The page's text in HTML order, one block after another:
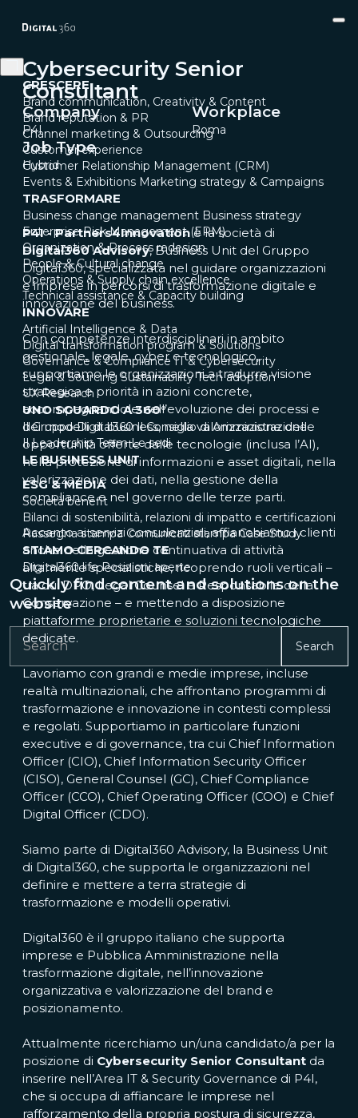
CRESCERE
Brand communication, Creativity & Content
Brand reputation & PR
Channel marketing & Outsourcing
Customer experience
Customer Relationship Management (CRM)
Events & Exhibitions Marketing strategy & Campaigns
TRASFORMARE
Business change management Business strategy
Enterprise Risk Management (ERM)
Organization & Process redesign
People & Cultural change
Operations & Supply chain excellence
Technical assistance & Capacity building
INNOVARE
Artificial Intelligence & Data
Digital transformation program & Solutions
Governance & Compliance IT & Cybersecurity
Legal & Sourcing Sustainability Tech adoption
UX Research
UNO SGUARDO A 360°
Il Gruppo Digital360 Il Consiglio di Amministrazione
Il Leadership Team Le sedi
LE BUSINESS UNIT
ESG & MEDIA
Società benefit
Bilanci di sostenibilità, relazioni di impatto e certificazioni
Rassegna stampa Comunicati stampa Case Study
STIAMO CERCANDO TE
Digital360 life Posizioni aperte
Quickly find content and solutions on the
website
Search
Cybersecurity Senior
Consultant
Company
P4I
Workplace
Roma
Job Type
Hybrid
P4I - Partners4Innovationè la società di
Digital360 Advisory, Business Unit del Gruppo
Digital360, specializzata nel guidare organizzazioni
e imprese in percorsi di trasformazione digitale e
innovazione del business.
Con competenze interdisciplinari in ambito
gestionale, legale, cyber e tecnologico,
supportiamo le organizzazioni a tradurre visione
strategica e priorità in azioni concrete,
accompagnandole nell’evoluzione dei processi e
dei modelli di business, nella valorizzazione delle
opportunità offerte dalle tecnologie (inclusa l’AI),
nella protezione di informazioni e asset digitali, nella
valorizzazione dei dati, nella gestione della
compliance e nel governo delle terze parti.
Accanto ai servizi consulenziali, affianchiamo i clienti
anche nella gestione continuativa di attività
altamente specialistiche, ricoprendo ruoli verticali –
tra cui DPO, Legal Counsel e Responsabile della
Conservazione – e mettendo a disposizione
piattaforme proprietarie e soluzioni tecnologiche
dedicate.
Lavoriamo con grandi e medie imprese, incluse
realtà multinazionali, che affrontano programmi di
trasformazione e innovazione in contesti complessi
e regolati. Supportiamo in particolare funzioni
executive e di governance, tra cui Chief Information
Officer (CIO), Chief Information Security Officer
(CISO), General Counsel (GC), Chief Compliance
Officer (CCO), Chief Operating Officer (COO) e Chief
Digital Officer (CDO).
Siamo parte di Digital360 Advisory, la Business Unit
di Digital360, che supporta le organizzazioni nel
definire e mettere a terra strategie di
trasformazione e modelli operativi.
Digital360 è il gruppo italiano che supporta
imprese e Pubblica Amministrazione nella
trasformazione digitale, nell’innovazione
organizzativa e valorizzazione del brand e
posizionamento.
Attualmente ricerchiamo un/una candidato/a per la
posizione di Cybersecurity Senior Consultant da
inserire nell’Area IT & Security Governance di P4I,
che si occupa di affiancare le imprese nel
rafforzamento della propria postura di sicurezza,